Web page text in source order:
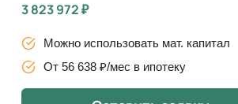
3 823 972₽
Можно использовать мат. капитал
От 56 638 ₽/мес в ипотеку